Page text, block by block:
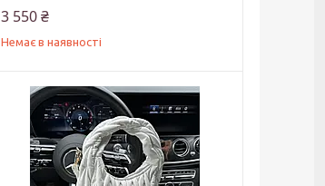
3 550 ₴
Немає в наявності